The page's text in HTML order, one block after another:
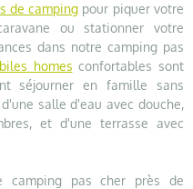
de camping pour piquer votre
ou stationner votre
dans notre camping pas
homes confortables sont
séjourner en famille sans
salle d'eau avec douche,
et d'une terrasse avec
camping pas cher près de